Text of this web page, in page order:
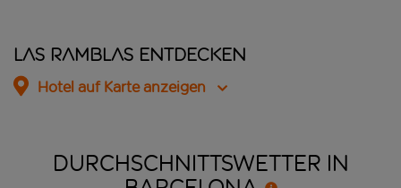
Las Ramblas entdecken
Hotel auf Karte anzeigen
DURCHSCHNITTSWETTER IN